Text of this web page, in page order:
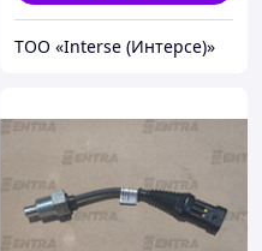
ТОО «Interse (Интерсе)»